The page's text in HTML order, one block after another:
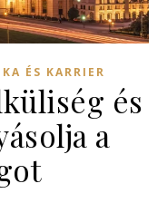
ÉS KARRIER
és
a